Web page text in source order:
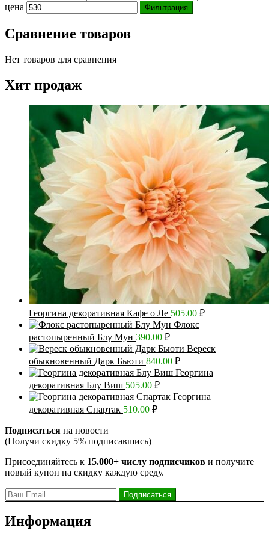
цена
Фильтрация
Сравнение товаров
Нет товаров для сравнения
Хит продаж
Георгина декоративная Кафе о Ле 505.00 ₽
Флокс
растопыренный Блу Мун 390.00 ₽
Вереск
обыкновенный Дарк Бьюти 840.00 ₽
Георгина
декоративная Блу Виш 505.00 ₽
Георгина
декоративная Спартак 510.00 ₽
Подписаться на новости
(Получи скидку 5% подписавшись)
Присоединяйтесь к 15.000+ числу подписчиков и получите
новый купон на скидку каждую среду.
Информация